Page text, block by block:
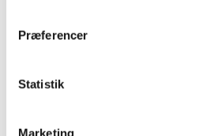
Præferencer
Statistik
Marketing